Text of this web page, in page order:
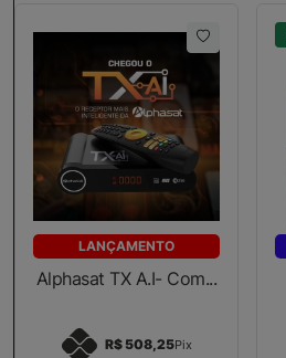
LANÇAMENTO
Alphasat TX A.I- Com...
R$ 508,25Pix